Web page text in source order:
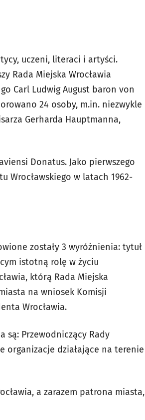
uczeni, literaci i artyści.
Rada Miejska Wrocławia
Carl Ludwig August baron von
24 osoby, m.in. niezwykle
Gerharda Hauptmanna,
Donatus. Jako pierwszego
Wrocławskiego w latach 1962-
zostały 3 wyróżnienia: tytuł
istotną rolę w życiu
którą Rada Miejska
na wniosek Komisji
Wrocławia.
są: Przewodniczący Rady
organizacje działające na terenie
a zarazem patrona miasta,